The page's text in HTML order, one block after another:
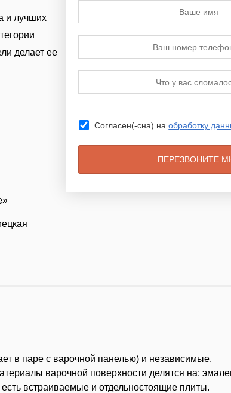
и лучших
делает ее
Согласен(-сна) наобработку
в паре с варочной панелью) и независимые.
варочной поверхности делятся на:
встраиваемые и отдельностоящие плиты.